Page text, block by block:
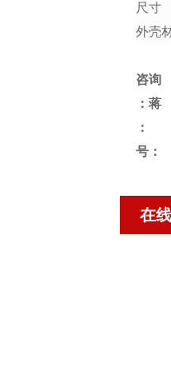
尺寸
外壳
咨询
：蒋
号：
在